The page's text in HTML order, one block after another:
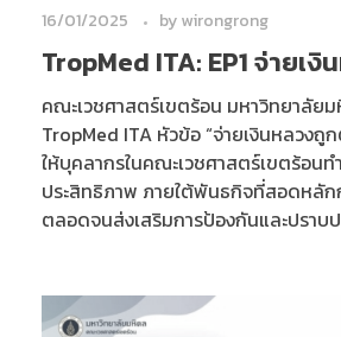
16/01/2025 bywirongrong
TropMed ITA: EP1 จ่ายเ
คณะเวชศาสตร์เขตร้อน มหาวิทยาลัย
TropMed ITA หัวข้อ “จ่ายเงินหลวงถู
ให้บุคลากรในคณะเวชศาสตร์เขตร้อนท
ประสิทธิภาพ ภายใต้พันธกิจที่สอดหลั
ตลอดจนส่งเสริมการป้องกันและปราบป